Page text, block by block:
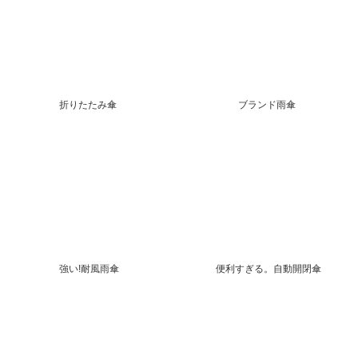
折りたたみ傘 ブランド雨傘
強い!耐風雨傘 便利すぎる。自動開閉傘